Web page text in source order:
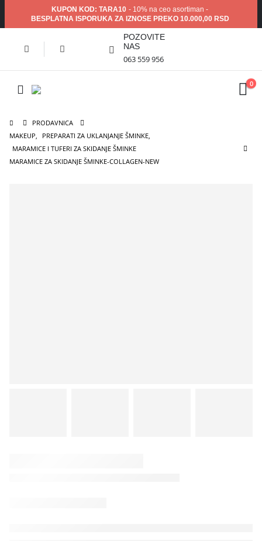
KUPON KOD: TARA10 - 10% na ceo asortiman -
BESPLATNA ISPORUKA ZA IZNOSE PREKO 10.000,00 RSD
POZOVITE
NAS
063 559 956
0
PRODAVNICA
MAKEUP
PREPARATI ZA UKLANJANJE ŠMINKE
MARAMICE I TUFERI ZA SKIDANJE ŠMINKE
MARAMICE ZA SKIDANJE ŠMINKE-COLLAGEN-NEW